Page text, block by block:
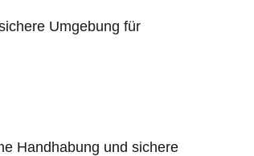
Umgebung für
Handhabung und sichere